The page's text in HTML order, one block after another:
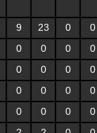
9 23 0
0
0 0 0
0
0 0 0
0
0 0 0
0
0 0 0
0